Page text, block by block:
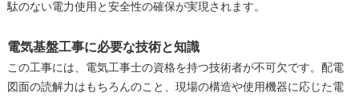
駄のない電力使用と安全性の確保が実現されます。
電気基盤工事に必要な技術と知識
この工事には、電気工事士の資格を持つ技術者が不可欠です。配電
図面の読解力はもちろんのこと、現場の構造や使用機器に応じた電